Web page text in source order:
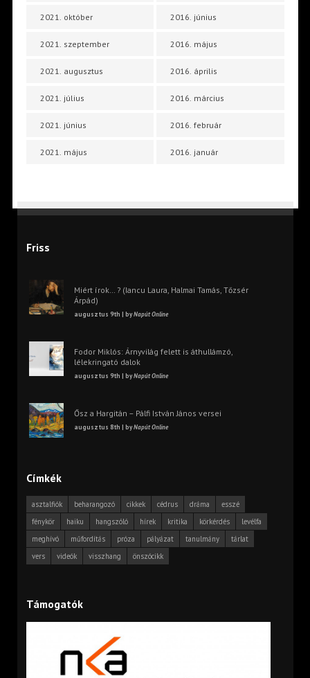
2021. október
2021. szeptember
2021. augusztus
2021. július
2021. június
2021. május
2016. június
2016. május
2016. április
2016. március
2016. február
2016. január
Friss
Miért írok… ? (Iancu Laura, Halmai Tamás, Tőzsér
Árpád)
augusztus 9th | byNapút Online
Fodor Miklós: Árnyvilág felett is áthullámzó,
lélekringató dalok
augusztus 9th | byNapút Online
Ősz a Hargitán – Pálfi István János versei
augusztus 8th | byNapút Online
Címkék
asztalfiók beharangozó cikkek cédrus dráma
esszé
fénykör
haiku hangszóló hírek kritika körkérdés
levélfa
meghívó
műfordítás próza pályázat tanulmány
tárlat
vers
videók visszhang önszócikk
Támogatók